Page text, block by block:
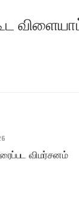
விமர்சனம்